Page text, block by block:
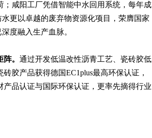
咸阳工厂凭借智能中水回用系统，每年成
更以卓越的废弃物资源化项目，荣膺国家
度融入生产血脉。
。 通过开发低温改性沥青工艺、瓷砖胶低
胶产品获得德国EC1plus最高环保认证，
品认证与国际环保认证，更率先摘得行业